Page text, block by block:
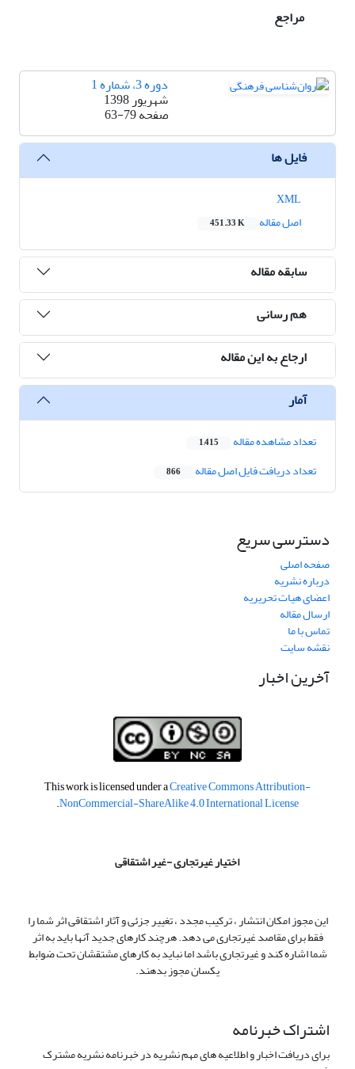
مراجع
دوره 3، شماره 1
شهریور 1398
صفحه63-79
فایل ها
اصل مقاله
451.33 K
سابقه مقاله
هم رسانی
ارجاع به این مقاله
آمار
تعداد مشاهده مقاله 1,415
تعداد دریافت فایل اصل مقاله 866
دسترسی سریع
صفحه اصلی
درباره نشریه
اعضای هیات تحریریه
ارسال مقاله
تماس با ما
نقشه سایت
آخرین اخبار
This work is licensed under aCreative Commons Attribution-
NonCommercial-ShareAlike 4.0 International License
.
اختیار غیرتجاری -غیر اشتقاقی
این مجوز امکان انتشار ، ترکیب مجدد ، تغییر جزئی و آثار اشتقاقی اثر شما را
فقط برای مقاصد غیرتجاری می دهد. هرچند کارهای جدید آنها باید به اثر
شما اشاره کند و غیرتجاری باشد اما نباید به کارهای مشتقشان تحت ضوابط
یکسان مجوز بدهند.
اشتراک خبرنامه
برای دریافت اخبار و اطلاعیه های مهم نشریه در خبرنامه نشریه مشترک